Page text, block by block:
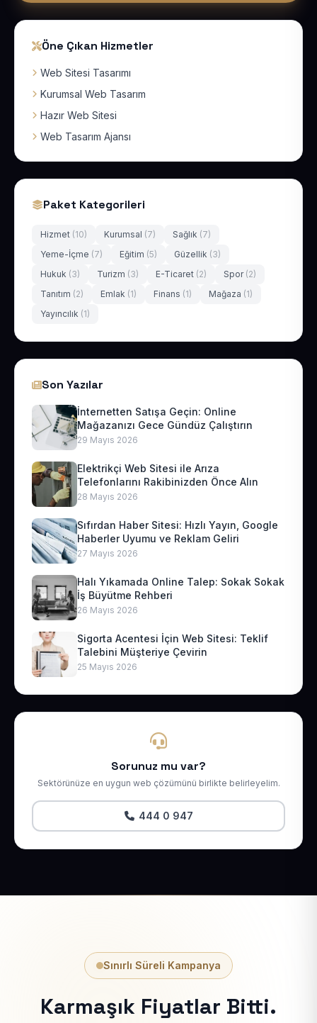
Öne Çıkan Hizmetler
Web Sitesi Tasarımı
Kurumsal Web Tasarım
Hazır Web Sitesi
Web Tasarım Ajansı
Paket Kategorileri
Hizmet (10) Kurumsal (7) Sağlık (7)
Yeme-İçme (7) Eğitim (5) Güzellik (3)
Hukuk (3) Turizm (3) E-Ticaret (2) Spor (2)
Tanıtım (2) Emlak (1) Finans (1) Mağaza (1)
Yayıncılık (1)
Son Yazılar
İnternetten Satışa Geçin: Online
Mağazanızı Gece Gündüz Çalıştırın
29 Mayıs 2026
Elektrikçi Web Sitesi ile Arıza
Telefonlarını Rakibinizden Önce Alın
28 Mayıs 2026
Sıfırdan Haber Sitesi: Hızlı Yayın, Google
Haberler Uyumu ve Reklam Geliri
27 Mayıs 2026
Halı Yıkamada Online Talep: Sokak Sokak
İş Büyütme Rehberi
26 Mayıs 2026
Sigorta Acentesi İçin Web Sitesi: Teklif
Talebini Müşteriye Çevirin
25 Mayıs 2026
Sorunuz mu var?
Sektörünüze en uygun web çözümünü birlikte belirleyelim.
444 0 947
Sınırlı Süreli Kampanya
Karmaşık Fiyatlar Bitti.